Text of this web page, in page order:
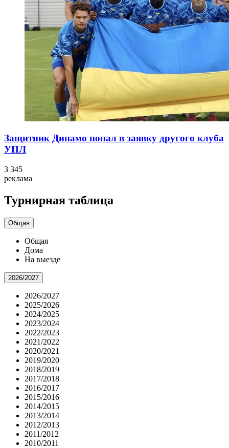
Защитник Динамо попал в заявку другого клуба
УПЛ
3 345
реклама
Турнирная таблица
Общая
Общая
Дома
На выезде
2026/2027
2026/2027
2025/2026
2024/2025
2023/2024
2022/2023
2021/2022
2020/2021
2019/2020
2018/2019
2017/2018
2016/2017
2015/2016
2014/2015
2013/2014
2012/2013
2011/2012
2010/2011